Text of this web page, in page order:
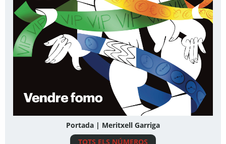
Portada | Meritxell Garriga
TOTS ELS NÚMEROS